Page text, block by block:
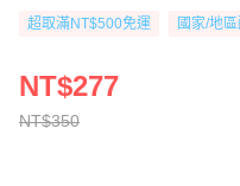
超取滿NT$500免運 國家/地
NT$350
NT$277